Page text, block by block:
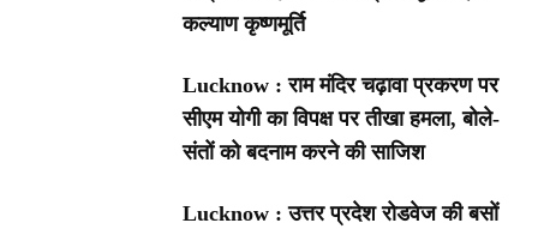
कल्याण कृष्णमूर्ति
Lucknow : राम मंदिर चढ़ावा प्रकरण पर
सीएम योगी का विपक्ष पर तीखा हमला, बोले-
संतों को बदनाम करने की साजिश
Lucknow : उत्तर प्रदेश रोडवेज की बसों